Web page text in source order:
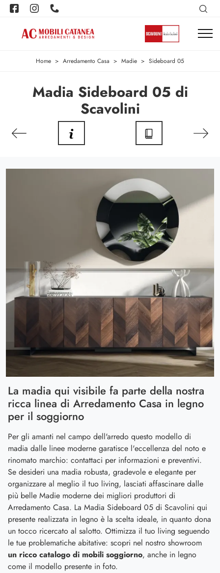
Home > Arredamento Casa > Madie > Sideboard 05
Madia Sideboard 05 di
Scavolini
La madia qui visibile fa parte della nostra
ricca linea di Arredamento Casa in legno
per il soggiorno
Per gli amanti nel campo dell'arredo questo modello di
madia dalle linee moderne garatisce l'eccellenza del noto e
rinomato marchio: contattaci per informazioni e preventivi.
Se desideri una madia robusta, gradevole e elegante per
organizzare al meglio il tuo living, lasciati affascinare dalle
più belle Madie moderne dei migliori produttori di
Arredamento Casa. La Madia Sideboard 05 di Scavolini qui
presente realizzata in legno è la scelta ideale, in quanto dona
un tocco ricercato al salotto. Ottimizza il tuo living seguendo
le tue problematiche abitative: scopri nel nostro showroom
un ricco catalogo di mobili soggiorno, anche in legno
come il modello presente in foto.